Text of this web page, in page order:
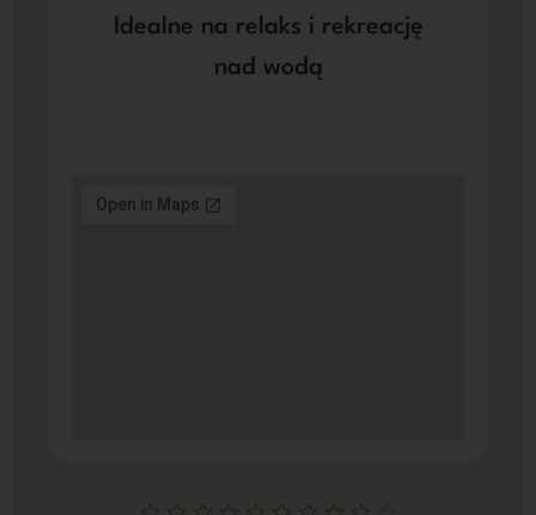
Idealne na relaks i rekreację
nad wodą